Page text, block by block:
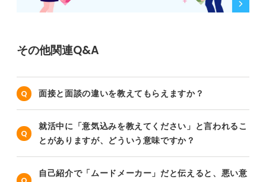
その他関連Q&A
面接と面談の違いを教えてもらえますか？
就活中に「意気込みを教えてください」と言われるこ
とがありますが、どういう意味ですか？
自己紹介で「ムードメーカー」だと伝えると、悪い意